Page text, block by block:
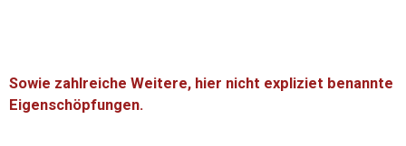
Sowie zahlreiche Weitere, hier nicht expliziet benannte
Eigenschöpfungen.